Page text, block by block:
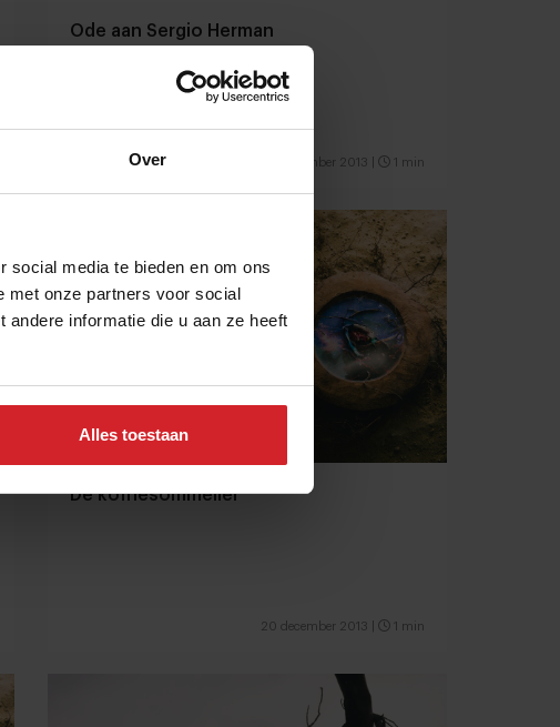
Over
social media te bieden en om ons
met onze partners voor social
informatie die u aan ze heeft
Alles toestaan
Ode aan Sergio Herman
22 december 2013 1 min
De koffiesommelier
20 december 2013 1 min